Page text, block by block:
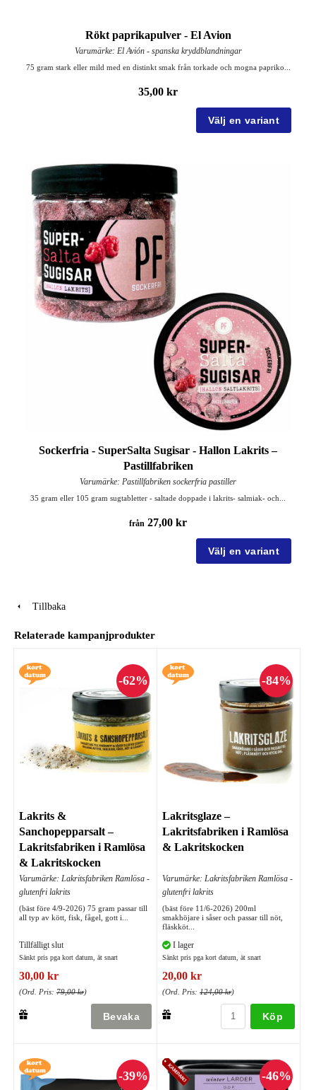
Rökt paprikapulver - El Avion
Varumärke: El Avión - spanska kryddblandningar
75 gram stark eller mild med en distinkt smak från torkade och mogna papriko...
35,00 kr
Sockerfria - SuperSalta Sugisar - Hallon Lakrits –
Pastillfabriken
Varumärke: Pastillfabriken sockerfria pastiller
35 gram eller 105 gram sugtabletter - saltade doppade i lakrits- salmiak- och...
från 27,00 kr
Tillbaka
Relaterade kampanjprodukter
Lakrits &
Sanchopepparsalt –
Lakritsfabriken i Ramlösa
& Lakritskocken
Varumärke: Lakritsfabriken Ramlösa -
glutenfri lakrits
(bäst före 4/9-2026) 75 gram passar till
all typ av kött, fisk, fågel, gott i...
Tillfälligt slut
Sänkt pris pga kort datum, ät snart
30,00 kr
(Ord. Pris: 79,00 kr)
Lakritsglaze –
Lakritsfabriken i Ramlösa
& Lakritskocken
Varumärke: Lakritsfabriken Ramlösa -
glutenfri lakrits
(bäst före 11/6-2026) 200ml
smakhöjare i såser och passar till nöt,
fläskköt...
I lager
Sänkt pris pga kort datum, ät snart
20,00 kr
(Ord. Pris: 124,00 kr)
Köp